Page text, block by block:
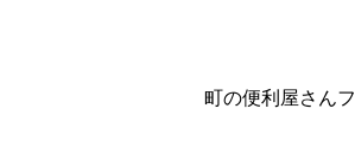
町の便利屋さん